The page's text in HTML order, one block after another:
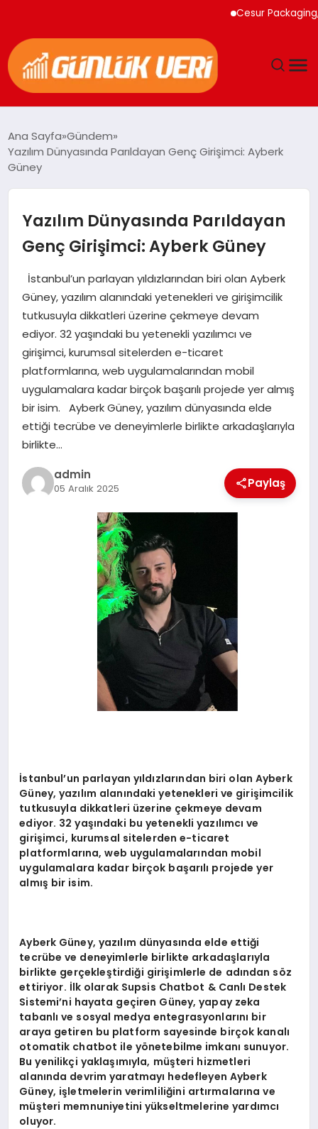
Cesur Packaging,
GÜNDEM
EKONOMI
GENEL
SPOR
TEKNOLOJI
Ana Sayfa Gündem
Yazılım Dünyasında Parıldayan Genç Girişimci: Ayberk
Güney
Yazılım Dünyasında Parıldayan
Genç Girişimci: Ayberk Güney
İstanbul’un parlayan yıldızlarından biri olan Ayberk
Güney, yazılım alanındaki yetenekleri ve girişimcilik
tutkusuyla dikkatleri üzerine çekmeye devam
ediyor. 32 yaşındaki bu yetenekli yazılımcı ve
girişimci, kurumsal sitelerden e-ticaret
platformlarına, web uygulamalarından mobil
uygulamalara kadar birçok başarılı projede yer almış
bir isim. Ayberk Güney, yazılım dünyasında elde
ettiği tecrübe ve deneyimlerle birlikte arkadaşlarıyla
birlikte…
admin
05 Aralık 2025 Paylaş
İstanbul’un parlayan yıldızlarından biri olan Ayberk
Güney, yazılım alanındaki yetenekleri ve girişimcilik
tutkusuyla dikkatleri üzerine çekmeye devam
ediyor. 32 yaşındaki bu yetenekli yazılımcı ve
girişimci, kurumsal sitelerden e-ticaret
platformlarına, web uygulamalarından mobil
uygulamalara kadar birçok başarılı projede yer
almış bir isim.
Ayberk Güney, yazılım dünyasında elde ettiği
tecrübe ve deneyimlerle birlikte arkadaşlarıyla
birlikte gerçekleştirdiği girişimlerle de adından söz
ettiriyor. İlk olarak Supsis Chatbot & Canlı Destek
Sistemi’ni hayata geçiren Güney, yapay zeka
tabanlı ve sosyal medya entegrasyonlarını bir
araya getiren bu platform sayesinde birçok kanalı
otomatik chatbot ile yönetebilme imkanı sunuyor.
Bu yenilikçi yaklaşımıyla, müşteri hizmetleri
alanında devrim yaratmayı hedefleyen Ayberk
Güney, işletmelerin verimliliğini artırmalarına ve
müşteri memnuniyetini yükseltmelerine yardımcı
oluyor.